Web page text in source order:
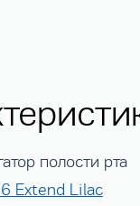
полости рта
Extend Lilac